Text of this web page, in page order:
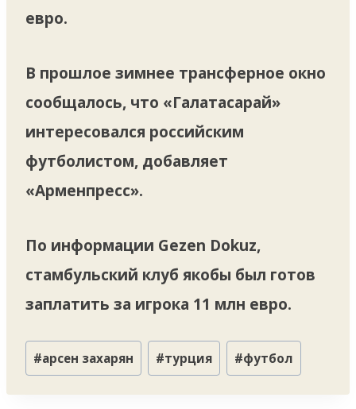
евро.
В прошлое зимнее трансферное окно
сообщалось, что «Галатасарай»
интересовался российским
футболистом, добавляет
«Арменпресс».
По информации Gezen Dokuz,
стамбульский клуб якобы был готов
заплатить за игрока 11 млн евро.
Метки
записи:
#арсен захарян #турция #футбол